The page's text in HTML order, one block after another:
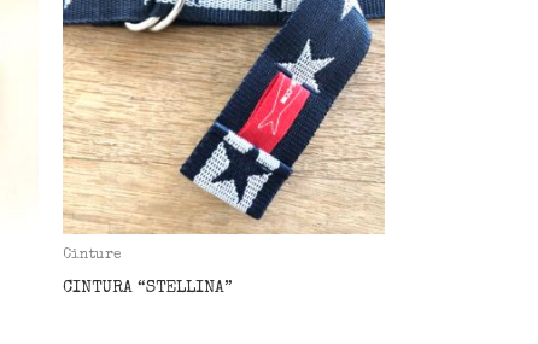
Cinture
CINTURA “STELLINA”